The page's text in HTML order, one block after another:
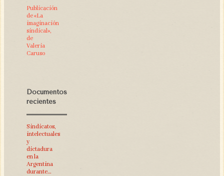
Publicación
de «La
imaginación
sindical»,
de
Valeria
Caruso
Documentos
recientes
Sindicatos,
intelectuales
y
dictadura
en la
Argentina
durante…